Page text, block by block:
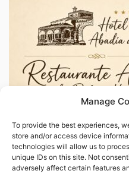
Manage
To provide the best experiences,
store and/or access device
technologies will allow us to
unique IDs on this site. Not
adversely affect certain features